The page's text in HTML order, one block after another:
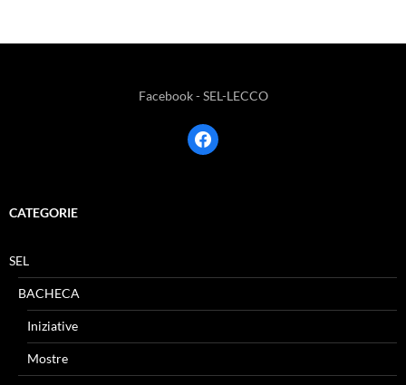
Facebook - SEL-LECCO
facebook
CATEGORIE
SEL
BACHECA
Iniziative
Mostre